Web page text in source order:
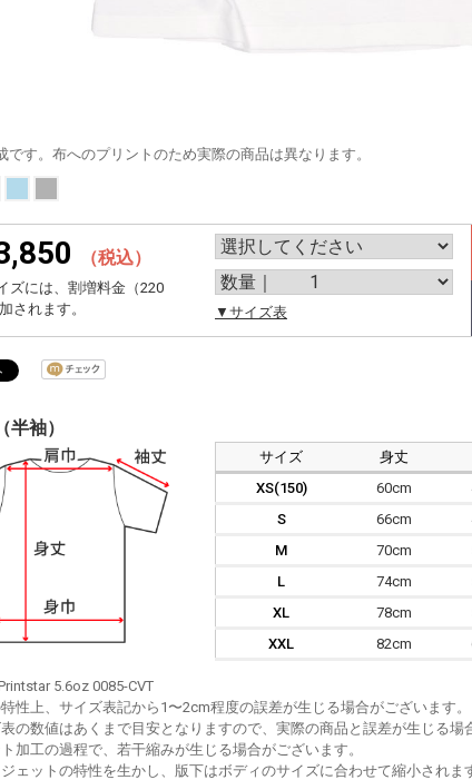
です。布へのプリントのため実際の商品は異なります。
（税込）
ズには、割増料金（220
されます。
▼サイズ表
半袖）
サイズ 身丈
XS(150)
60cm
S
66cm
M
70cm
L
74cm
XL
78cm
XXL
82cm
5.6oz 0085-CVT
性上、サイズ表記から1〜2cm程度の誤差が生じる場合がございます。
の数値はあくまで目安となりますので、実際の商品と誤差が生じる場
加工の過程で、若干縮みが生じる場合がございます。
ェットの特性を生かし、版下はボディのサイズに合わせて縮小されま